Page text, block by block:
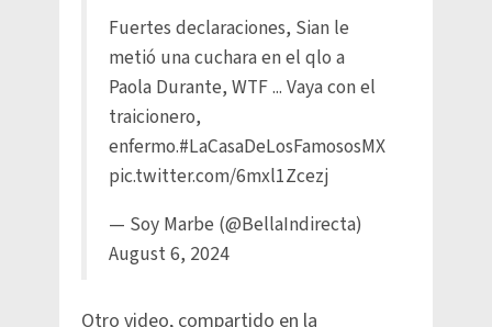
Fuertes declaraciones, Sian le
metió una cuchara en el qlo a
Paola Durante, WTF ... Vaya con el
traicionero,
enfermo.#LaCasaDeLosFamososMX
pic.twitter.com/6mxl1Zcezj
— Soy Marbe (@BellaIndirecta)
August 6, 2024
Otro video, compartido en la